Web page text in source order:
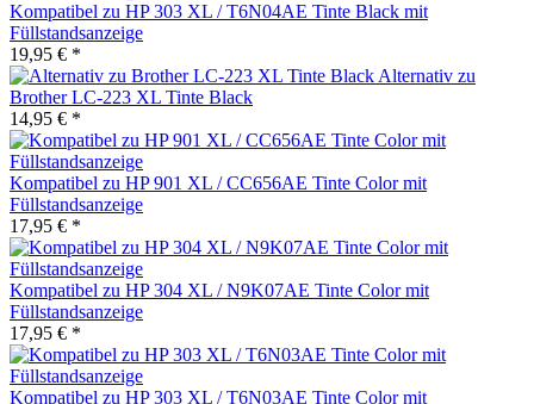
Kompatibel zu HP 303 XL / T6N04AE Tinte Black mit
Füllstandsanzeige
19,95 € *
Alternativ zu
Brother LC-223 XL Tinte Black
14,95 € *
Kompatibel zu HP 901 XL / CC656AE Tinte Color mit
Füllstandsanzeige
17,95 € *
Kompatibel zu HP 304 XL / N9K07AE Tinte Color mit
Füllstandsanzeige
17,95 € *
Kompatibel zu HP 303 XL / T6N03AE Tinte Color mit